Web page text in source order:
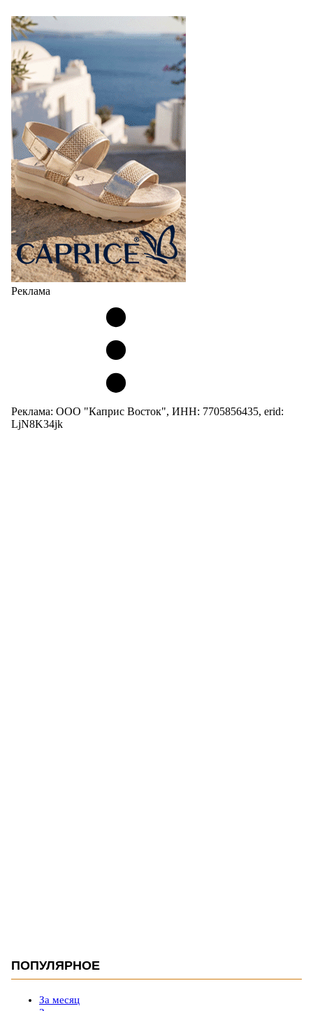
Реклама
Реклама: ООО "Каприс Восток", ИНН: 7705856435, erid:
LjN8K34jk
ПОПУЛЯРНОЕ
За месяц